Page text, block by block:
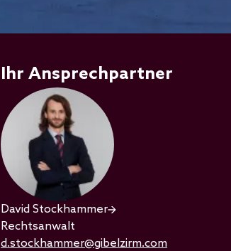
Ihr Ansprechpartner
David Stockhammer
Rechtsanwalt
d.stockhammer@gibelzirm.com